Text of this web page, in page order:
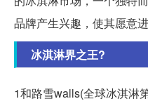
品牌产生兴趣，使其愿意
冰淇淋界之王?
1和路雪walls(全球冰淇淋